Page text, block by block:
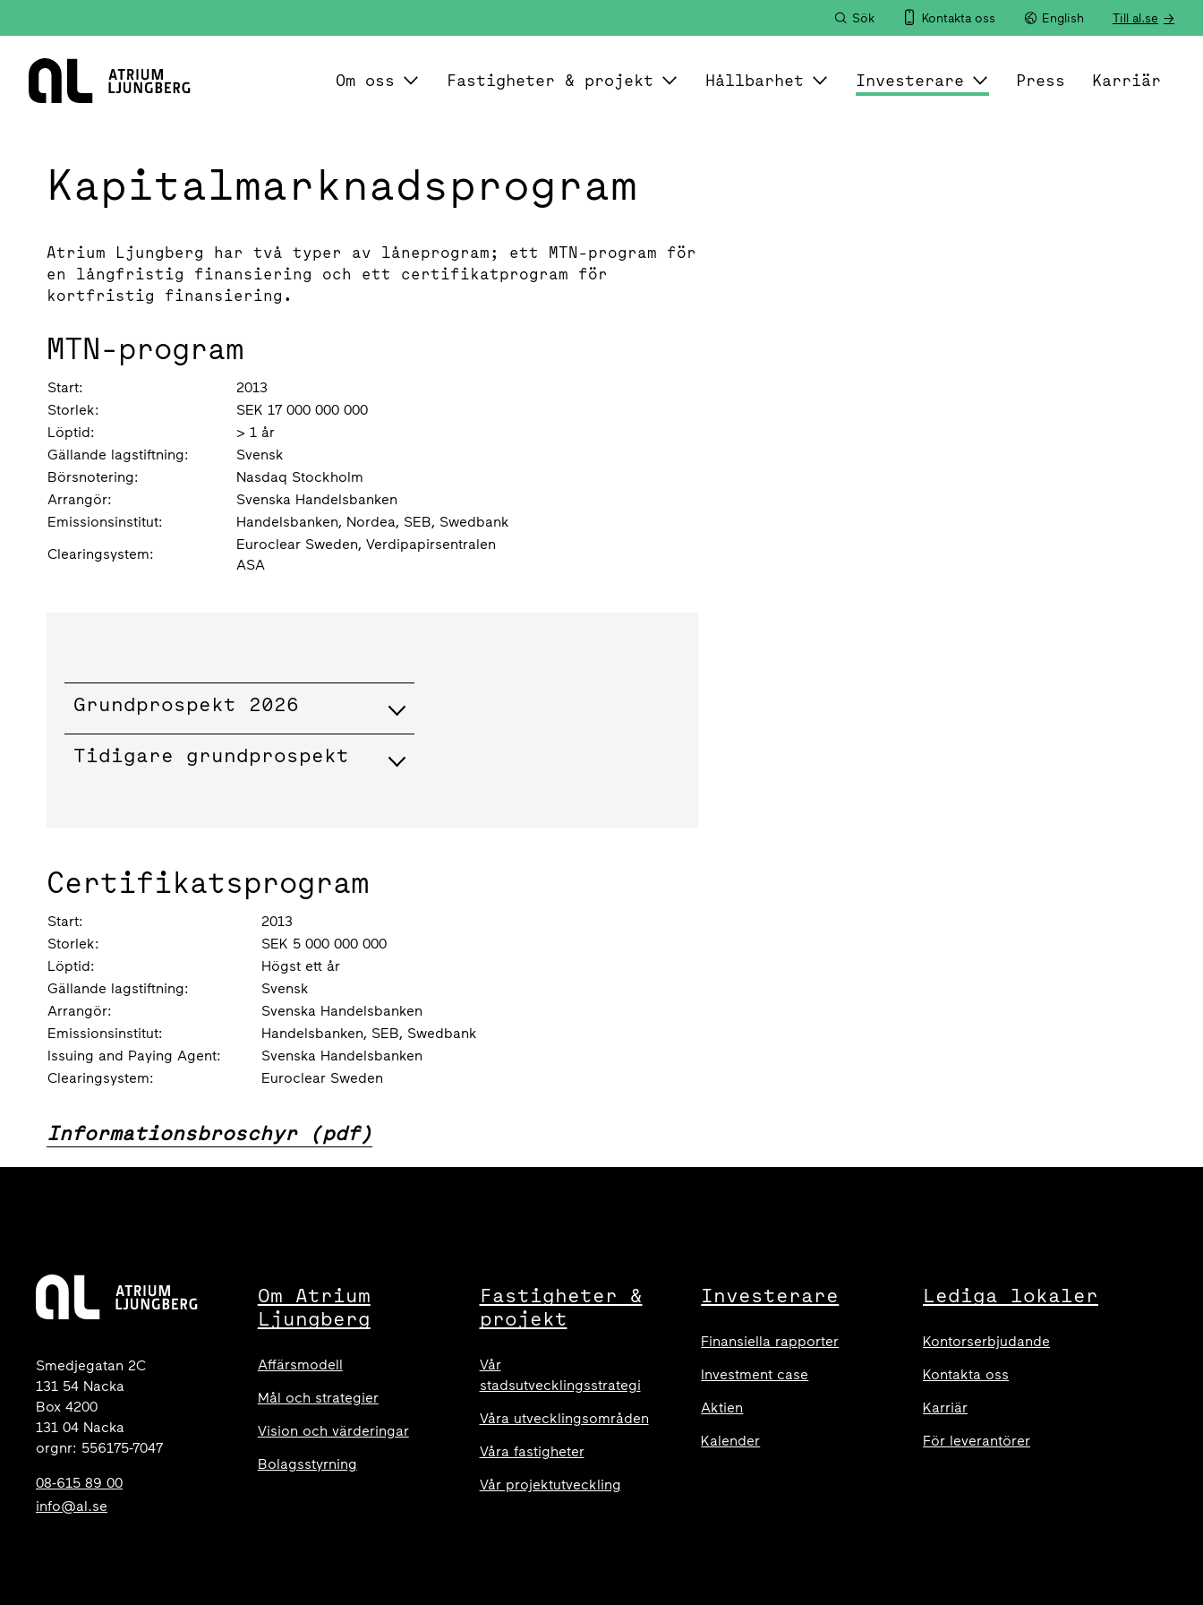
Sök Kontakta oss English Till al.se
Hem
Om oss Fastigheter & projekt Hållbarhet Investerare Press Karriär
Kapitalmarknadsprogram
Atrium Ljungberg har två typer av låneprogram; ett MTN-program för
en långfristig finansiering och ett certifikatprogram för
kortfristig finansiering.
MTN-program
Start:
2013
Storlek:
SEK 17 000 000 000
Löptid:
> 1 år
Gällande lagstiftning:
Svensk
Börsnotering:
Nasdaq Stockholm
Arrangör:
Svenska Handelsbanken
Emissionsinstitut:
Handelsbanken, Nordea, SEB, Swedbank
Clearingsystem:
Euroclear Sweden, Verdipapirsentralen
ASA
Grundprospekt 2026
Tidigare grundprospekt
Certifikatsprogram
Start:
2013
Storlek:
SEK 5 000 000 000
Löptid:
Högst ett år
Gällande lagstiftning:
Svensk
Arrangör:
Svenska Handelsbanken
Emissionsinstitut:
Handelsbanken, SEB, Swedbank
Issuing and Paying Agent:
Svenska Handelsbanken
Clearingsystem:
Euroclear Sweden
Informationsbroschyr (pdf)
Smedjegatan 2C
131 54 Nacka
Box 4200
131 04 Nacka
orgnr: 556175-7047
08-615 89 00
info@al.se
Om Atrium
Ljungberg
Affärsmodell
Mål och strategier
Vision och värderingar
Bolagsstyrning
Fastigheter &
projekt
Vår
stadsutvecklingsstrategi
Våra utvecklingsområden
Våra fastigheter
Vår projektutveckling
Investerare
Finansiella rapporter
Investment case
Aktien
Kalender
Lediga lokaler
Kontorserbjudande
Kontakta oss
Karriär
För leverantörer